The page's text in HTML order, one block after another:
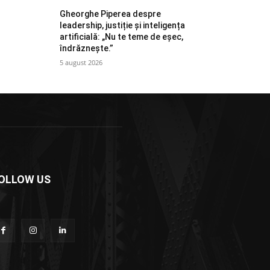
Gheorghe Piperea despre
leadership, justiție și inteligența
artificială: „Nu te teme de eșec,
îndrăznește.”
5 august 2026
US